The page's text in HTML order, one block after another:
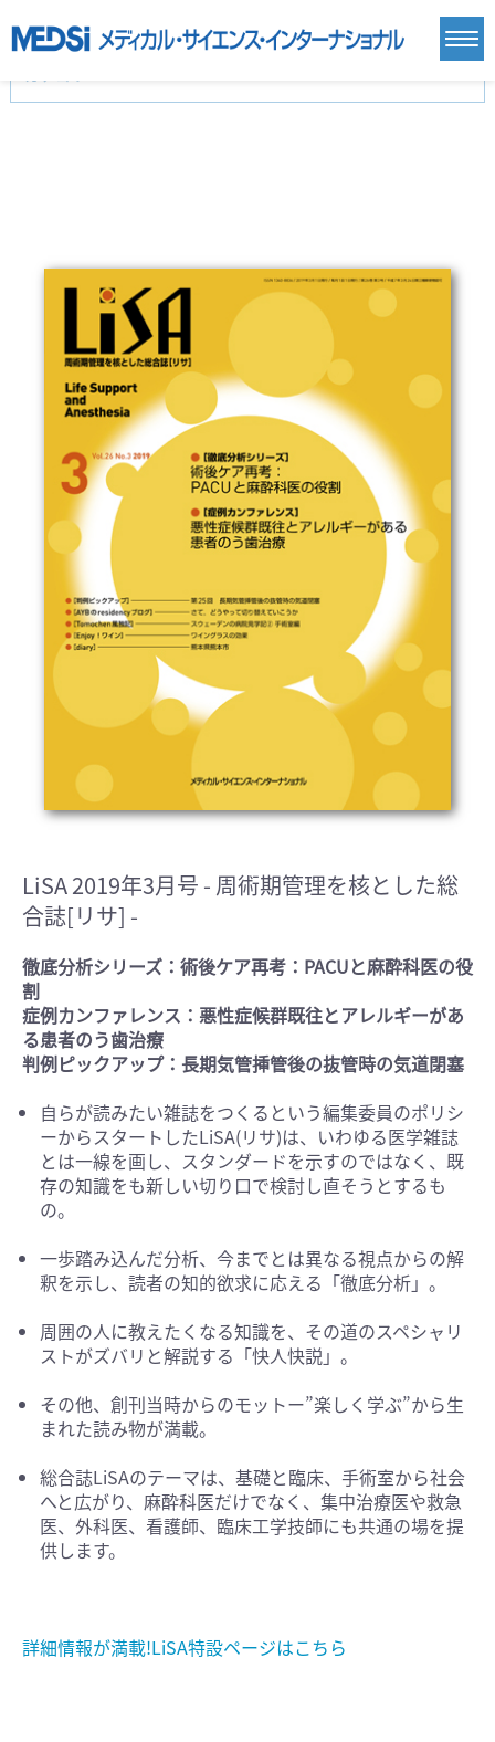
基礎医学(93)
基礎医学関連科学(80)
自然科学(25)
看護学(21)
医療技術(16)
歯科学(3)
保健・体育(1)
医学一般(91)
LiSA 2019年3月号 - 周術期管理を核とした総
合誌[リサ] -
徹底分析シリーズ：術後ケア再考：PACUと麻酔科医の役
割
症例カンファレンス：悪性症候群既往とアレルギーがあ
る患者のう歯治療
判例ピックアップ：長期気管挿管後の抜管時の気道閉塞
自らが読みたい雑誌をつくるという編集委員のポリシ
ーからスタートしたLiSA(リサ)は、いわゆる医学雑誌
とは一線を画し、スタンダードを示すのではなく、既
存の知識をも新しい切り口で検討し直そうとするも
の。
一歩踏み込んだ分析、今までとは異なる視点からの解
釈を示し、読者の知的欲求に応える「徹底分析」。
周囲の人に教えたくなる知識を、その道のスペシャリ
ストがズバリと解説する「快人快説」。
その他、創刊当時からのモットー”楽しく学ぶ”から生
まれた読み物が満載。
総合誌LiSAのテーマは、基礎と臨床、手術室から社会
へと広がり、麻酔科医だけでなく、集中治療医や救急
医、外科医、看護師、臨床工学技師にも共通の場を提
供します。
詳細情報が満載!LiSA特設ページはこちら